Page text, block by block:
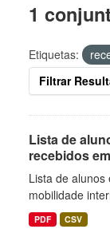
1
Etiquetas:
Filtrar
Lista de
recebidos
Lista de alunos
mobilidade
PDF CSV